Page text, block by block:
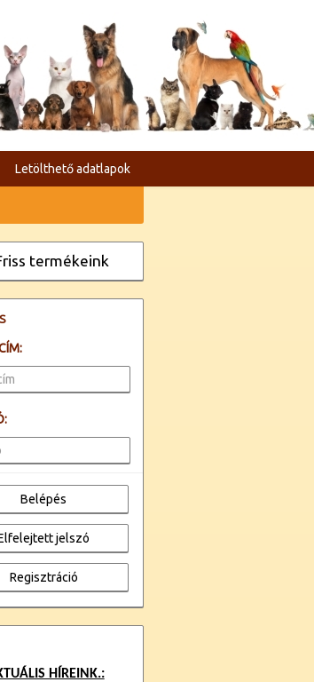
Letölthető adatlapok
termékeink
HÍREINK.: